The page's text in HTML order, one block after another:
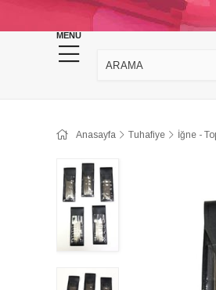
MENU
KINA DÜĞÜN
Anasayfa Tuhafiye İğne -